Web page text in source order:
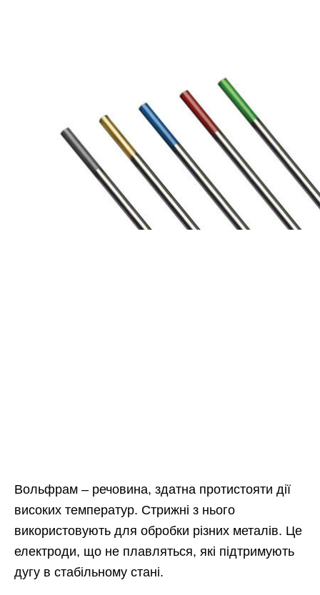
Вольфрам – речовина, здатна протистояти дії
високих температур. Стрижні з нього
використовують для обробки різних металів. Це
електроди, що не плавляться, які підтримують
дугу в стабільному стані.